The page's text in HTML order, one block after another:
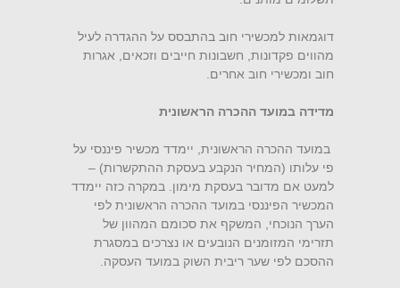
דוגמאות למכשירי חוב בהתבסס על ההגדרה לעיל
מהווים פקדונות, חשבונות חייבים וזכאים, אגרות
חוב ומכשירי חוב אחרים.
מדידה במועד ההכרה הראשונית
במועד ההכרה הראשונית, יימדד מכשיר פיננסי על
פי עלותו (המחיר הנקבע בעסקת ההתקשרות) –
למעט אם מדובר בעסקת מימון. במקרה כזה יימדד
המכשיר הפיננסי במועד ההכרה הראשונית לפי
הערך הנוכחי, המשקף את סכומם המהוון של
תזרימי המזומנים הנובעים או נצרכים במסגרת
ההסכם לפי שער ריבית השוק במועד העסקה.